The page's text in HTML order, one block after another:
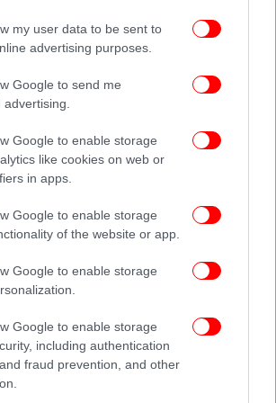
my user data to be sent to
advertising purposes.
Google to send me
Google to enable storage
like cookies on web or
in apps.
Google to enable storage
of the website or app.
Google to enable storage
Google to enable storage
including authentication
fraud prevention, and other
τις δωρεές μας στο τραπέζι και
που συμμετέχουν εταίροι από όλο
που θα συγκεντρώσουμε θα
μια άνευ προηγουμένου
βιομηχανίας και
οργανισμών, ιδρυμάτων και
υγείας. Στηρίζουμε τον Παγκόσμιο
και ενώνουμε τις δυνάμεις μας
όπως τοΊδρυμα Μπιλ
και το Wellcome Trust.
που θα συγκεντρώσουμε θα
υγείας όπως οι CEPI, Gavi,
Global Fund και Unitaid, στην
όσο το δυνατόν ταχύτερα